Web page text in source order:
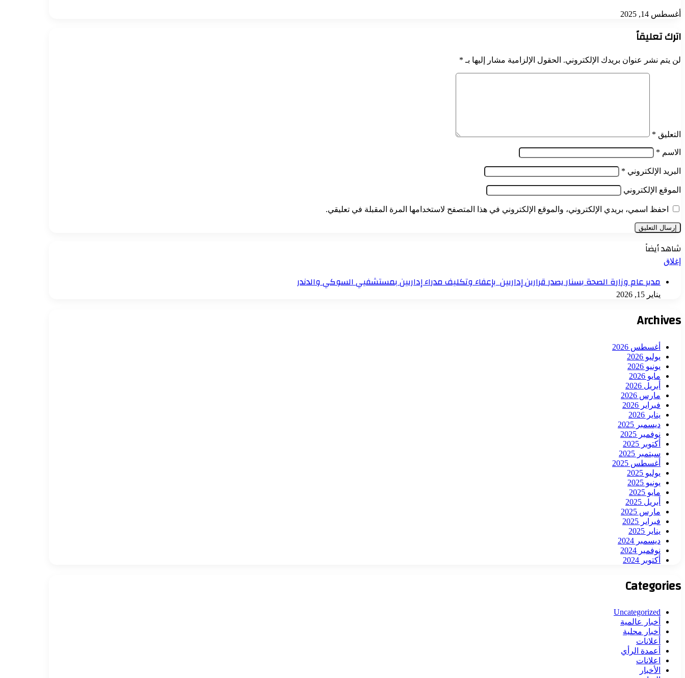
أغسطس 14, 2025
اترك تعليقاً
لن يتم نشر عنوان بريدك الإلكتروني. الحقول الإلزامية مشار إليها بـ *
التعليق *
الاسم *
البريد الإلكتروني *
الموقع الإلكتروني
احفظ اسمي، بريدي الإلكتروني، والموقع الإلكتروني في هذا المتصفح لاستخدامها المرة المقبلة في تعليقي.
شاهد أيضاً
إغلاق
مدير عام وزارة الصحة بسنار يصدر قرارين إداريين بإعفاء وتكليف مدراء إداريين بمستشفيي السوكي والدندر
يناير 15, 2026
Archives
أغسطس 2026
يوليو 2026
يونيو 2026
مايو 2026
أبريل 2026
مارس 2026
فبراير 2026
يناير 2026
ديسمبر 2025
نوفمبر 2025
أكتوبر 2025
سبتمبر 2025
أغسطس 2025
يوليو 2025
يونيو 2025
مايو 2025
أبريل 2025
مارس 2025
فبراير 2025
يناير 2025
ديسمبر 2024
نوفمبر 2024
أكتوبر 2024
Categories
Uncategorized
أخبار عالمية
أخبار محلية
أعلانات
أعمدة الرأي
اعلانات
الأخبار